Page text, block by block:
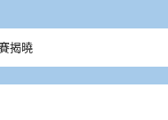
揭曉